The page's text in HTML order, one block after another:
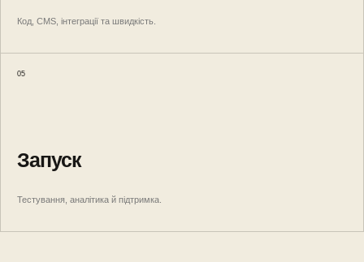
Код, CMS, інтеграції та швидкість.
05
Запуск
Тестування, аналітика й підтримка.